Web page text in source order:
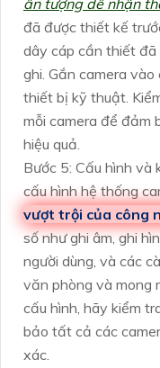
ấn tượng dễ nhận
đã được thiết kế
dây cáp cần thiết đã
ghi. Gắn camera
thiết bị kỹ thuật.
mỗi camera để đảm
hiệu quả.
Bước 5: Cấu hình và
cấu hình hệ thống
vượt trội của công
số như ghi âm, ghi
người dùng, và các
văn phòng và mong
cấu hình, hãy kiểm
bảo tất cả các
xác.